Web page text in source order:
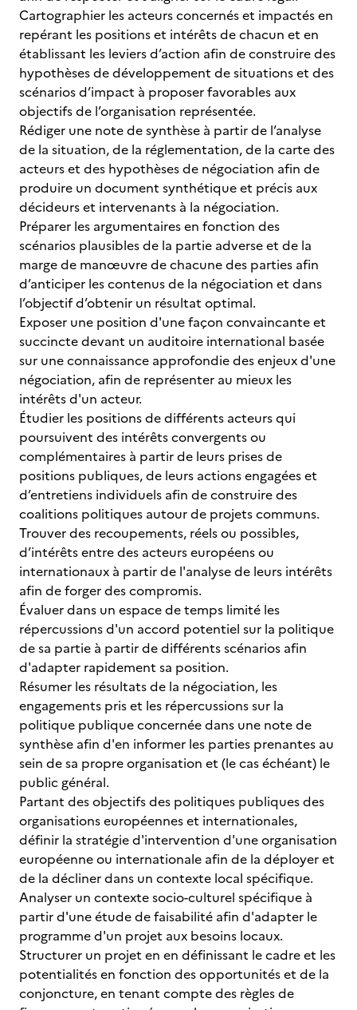
Cartographier les acteurs concernés et impactés en
repérant les positions et intérêts de chacun et en
établissant les leviers d’action afin de construire des
hypothèses de développement de situations et des
scénarios d’impact à proposer favorables aux
objectifs de l’organisation représentée.
Rédiger une note de synthèse à partir de l’analyse
de la situation, de la réglementation, de la carte des
acteurs et des hypothèses de négociation afin de
produire un document synthétique et précis aux
décideurs et intervenants à la négociation.
Préparer les argumentaires en fonction des
scénarios plausibles de la partie adverse et de la
marge de manœuvre de chacune des parties afin
d’anticiper les contenus de la négociation et dans
l’objectif d’obtenir un résultat optimal.
Exposer une position d'une façon convaincante et
succincte devant un auditoire international basée
sur une connaissance approfondie des enjeux d'une
négociation, afin de représenter au mieux les
intérêts d'un acteur.
Étudier les positions de différents acteurs qui
poursuivent des intérêts convergents ou
complémentaires à partir de leurs prises de
positions publiques, de leurs actions engagées et
d’entretiens individuels afin de construire des
coalitions politiques autour de projets communs.
Trouver des recoupements, réels ou possibles,
d’intérêts entre des acteurs européens ou
internationaux à partir de l'analyse de leurs intérêts
afin de forger des compromis.
Évaluer dans un espace de temps limité les
répercussions d'un accord potentiel sur la politique
de sa partie à partir de différents scénarios afin
d'adapter rapidement sa position.
Résumer les résultats de la négociation, les
engagements pris et les répercussions sur la
politique publique concernée dans une note de
synthèse afin d'en informer les parties prenantes au
sein de sa propre organisation et (le cas échéant) le
public général.
Partant des objectifs des politiques publiques des
organisations européennes et internationales,
définir la stratégie d'intervention d'une organisation
européenne ou internationale afin de la déployer et
de la décliner dans un contexte local spécifique.
Analyser un contexte socio-culturel spécifique à
partir d'une étude de faisabilité afin d'adapter le
programme d'un projet aux besoins locaux.
Structurer un projet en en définissant le cadre et les
potentialités en fonction des opportunités et de la
conjoncture, en tenant compte des règles de